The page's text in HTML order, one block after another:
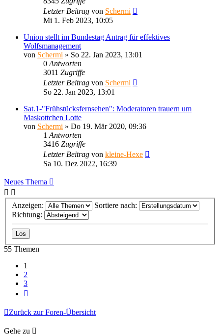
Letzter Beitrag von Schermi
Mi 1. Feb 2023, 10:05
Union stellt im Bundestag Antrag für effektives
Wolfsmanagement
von Schermi » So 22. Jan 2023, 13:01
0 Antworten
3011 Zugriffe
Letzter Beitrag von Schermi
So 22. Jan 2023, 13:01
Sat.1-"Frühstücksfernsehen": Moderatoren trauern um
Maskottchen Lotte
von Schermi » Do 19. Mär 2020, 09:36
1 Antworten
3416 Zugriffe
Letzter Beitrag von kleine-Hexe
Sa 10. Dez 2022, 16:39
Neues Thema
Anzeigen:
Sortiere nach:
Richtung:
55 Themen
1
2
3
Zurück zur Foren-Übersicht
Gehe zu